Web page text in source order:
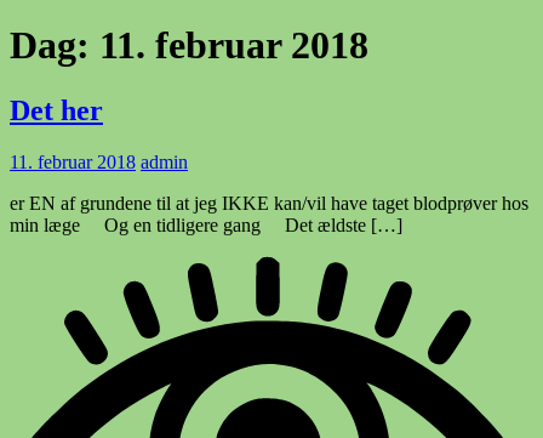
Dag: 11. februar 2018
Det her
11. februar 2018 admin
er EN af grundene til at jeg IKKE kan/vil have taget blodprøver hos
min læge Og en tidligere gang Det ældste […]